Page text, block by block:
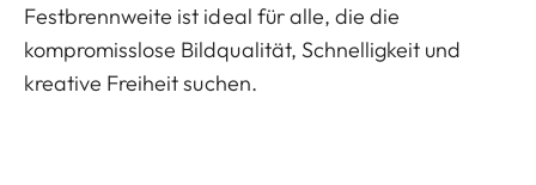
Festbrennweite ist ideal für alle, die die
kompromisslose Bildqualität, Schnelligkeit und
kreative Freiheit suchen.